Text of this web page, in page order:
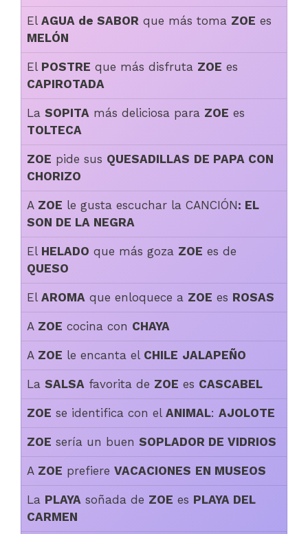
El AGUA de SABOR que más toma ZOE es
MELÓN
El POSTRE que más disfruta ZOE es
CAPIROTADA
La SOPITA más deliciosa para ZOE es
TOLTECA
ZOE pide sus QUESADILLAS DE PAPA CON
CHORIZO
A ZOE le gusta escuchar la CANCIÓN: EL
SON DE LA NEGRA
El HELADO que más goza ZOE es de
QUESO
El AROMA que enloquece a ZOE es ROSAS
A ZOE cocina con CHAYA
A ZOE le encanta el CHILE JALAPEÑO
La SALSA favorita de ZOE es CASCABEL
ZOE se identifica con el ANIMAL: AJOLOTE
ZOE sería un buen SOPLADOR DE VIDRIOS
A ZOE prefiere VACACIONES EN MUSEOS
La PLAYA soñada de ZOE es PLAYA DEL
CARMEN